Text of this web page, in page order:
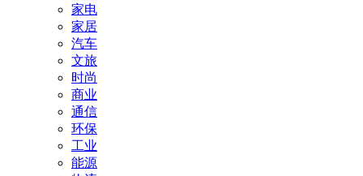
家电
家居
汽车
文旅
时尚
商业
通信
环保
工业
能源